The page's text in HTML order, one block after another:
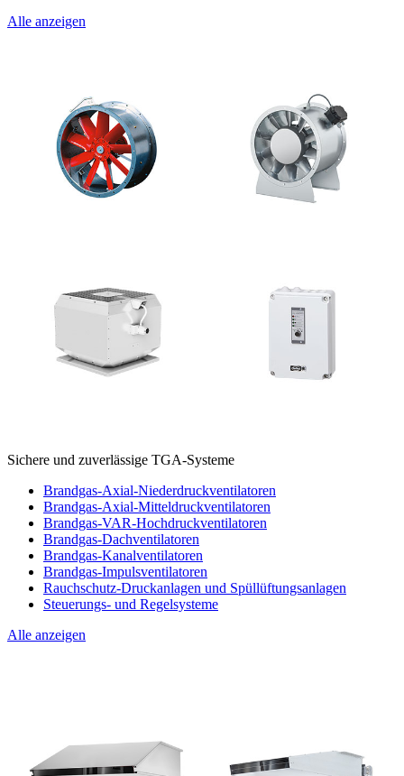
Alle anzeigen
Sichere und zuverlässige TGA-Systeme
Brandgas-Axial-Niederdruckventilatoren
Brandgas-Axial-Mitteldruckventilatoren
Brandgas-VAR-Hochdruckventilatoren
Brandgas-Dachventilatoren
Brandgas-Kanalventilatoren
Brandgas-Impulsventilatoren
Rauchschutz-Druckanlagen und Spüllüftungsanlagen
Steuerungs- und Regelsysteme
Alle anzeigen